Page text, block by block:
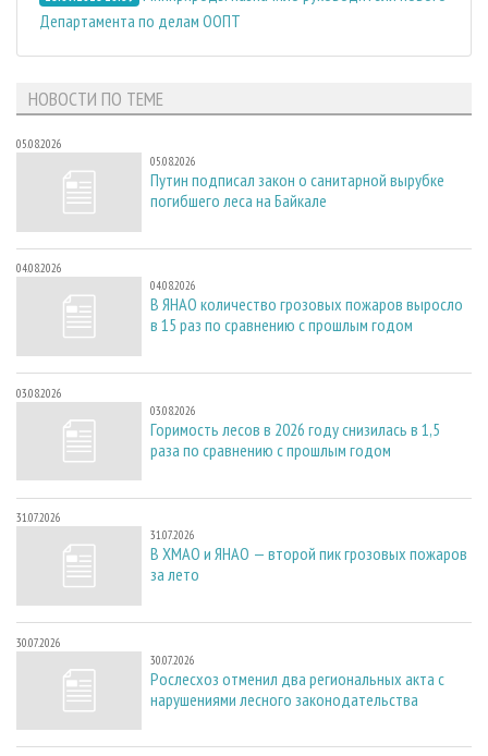
Департамента по делам ООПТ
НОВОСТИ ПО ТЕМЕ
05.08.2026
05.08.2026
Путин подписал закон о санитарной вырубке
погибшего леса на Байкале
04.08.2026
04.08.2026
В ЯНАО количество грозовых пожаров выросло
в 15 раз по сравнению с прошлым годом
03.08.2026
03.08.2026
Горимость лесов в 2026 году снизилась в 1,5
раза по сравнению с прошлым годом
31.07.2026
31.07.2026
В ХМАО и ЯНАО — второй пик грозовых пожаров
за лето
30.07.2026
30.07.2026
Рослесхоз отменил два региональных акта с
нарушениями лесного законодательства